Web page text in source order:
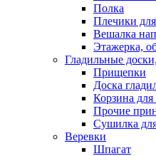
Полка
Плечики
Вешалка
Этажерка,
Гладильные
Прищепки
Доска
Корзина для
Прочие
Сушилка
Веревки
Шпагат